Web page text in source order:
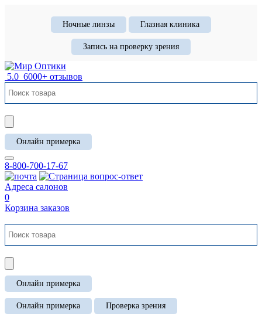
Ночные линзы Глазная клиника
Запись на проверку зрения
5.0 6000+ отзывов
Онлайн примерка
8-800-700-17-67
Адреса салонов
0
Корзина заказов
Онлайн примерка
Онлайн примерка Проверка зрения